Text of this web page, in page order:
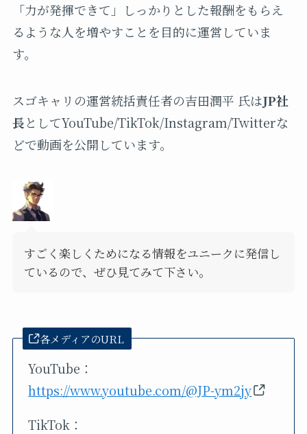
「力が発揮できて」しっかりとした報酬をもらえ
るような人を増やすことを目的に運営していま
す。
スゴキャリの運営統括責任者の吉田潤平 氏はJP社
長としてYouTube/TikTok/Instagram/Twitterな
どで動画を公開しています。
すごく楽しくためになる情報をユニークに発信し
ているので、ぜひ見てみて下さい。
各メディアのURL
YouTube：
https://www.youtube.com/@JP-ym2jy
TikTok：